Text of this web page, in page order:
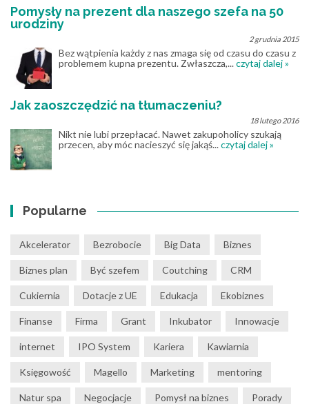
Pomysły na prezent dla naszego szefa na 50
urodziny
2 grudnia 2015
Bez wątpienia każdy z nas zmaga się od czasu do czasu z
problemem kupna prezentu. Zwłaszcza,...czytaj dalej »
Jak zaoszczędzić na tłumaczeniu?
18 lutego 2016
Nikt nie lubi przepłacać. Nawet zakupoholicy szukają
przecen, aby móc nacieszyć się jakąś...czytaj dalej »
Popularne
Akcelerator Bezrobocie Big Data Biznes
Biznes plan Być szefem Coutching CRM
Cukiernia Dotacje z UE Edukacja Ekobiznes
Finanse Firma Grant Inkubator Innowacje
internet IPO System Kariera Kawiarnia
Księgowość Magello Marketing mentoring
Natur spa Negocjacje Pomysł na biznes Porady